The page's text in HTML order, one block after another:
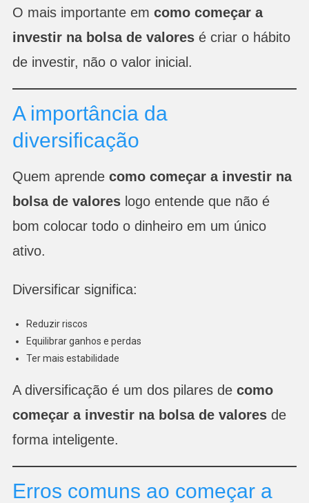
O mais importante em como começar a
investir na bolsa de valoresé criar o hábito
de investir, não o valor inicial.
A importância da
diversificação
Quem aprende como começar a investir na
bolsa de valoreslogo entende que não é
bom colocar todo o dinheiro em um único
ativo.
Diversificar significa:
Reduzir riscos
Equilibrar ganhos e perdas
Ter mais estabilidade
A diversificação é um dos pilares de como
começar a investir na bolsa de valoresde
forma inteligente.
Erros comuns ao começar a